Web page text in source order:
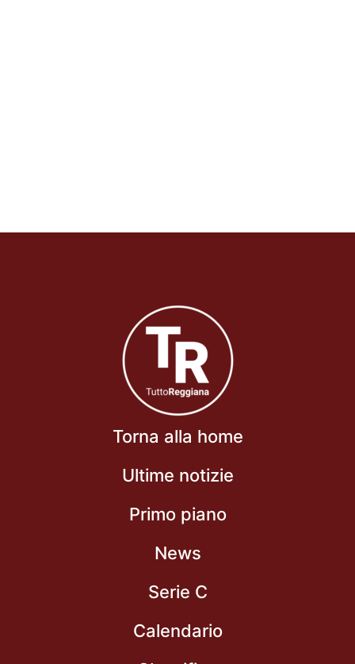
Torna alla home
Ultime notizie
Primo piano
News
Serie C
Calendario